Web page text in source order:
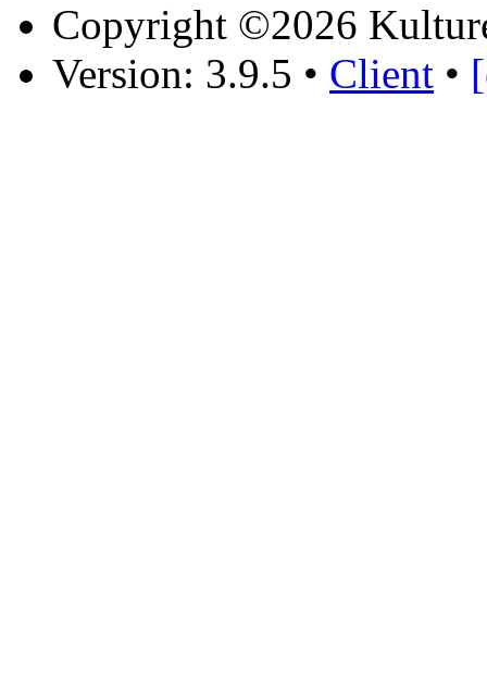
Copyright ©2026
Version: 3.9.5 • Client •